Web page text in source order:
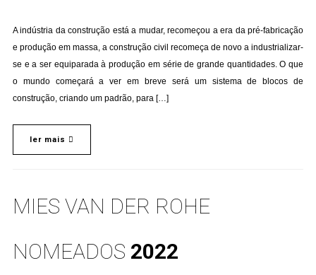
A indústria da construção está a mudar, recomeçou a era da pré-fabricação
e produção em massa, a construção civil recomeça de novo a industrializar-
se e a ser equiparada à produção em série de grande quantidades. O que
o mundo começará a ver em breve será um sistema de blocos de
construção, criando um padrão, para […]
ler mais
MIES VAN DER ROHE
NOMEADOS 2022